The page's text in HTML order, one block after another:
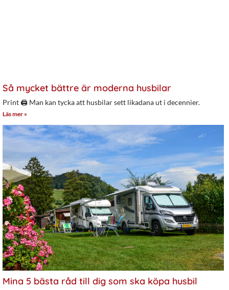
Så mycket bättre är moderna husbilar
Print 🖨 Man kan tycka att husbilar sett likadana ut i decennier.
Läs mer »
Mina 5 bästa råd till dig som ska köpa husbil